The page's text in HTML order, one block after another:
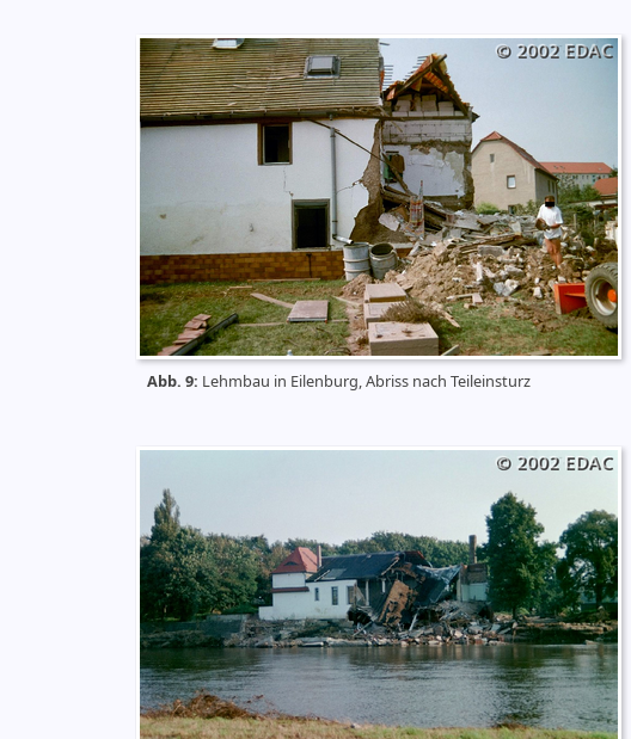
Abb. 9: Lehmbau in Eilenburg, Abriss nach Teileinsturz